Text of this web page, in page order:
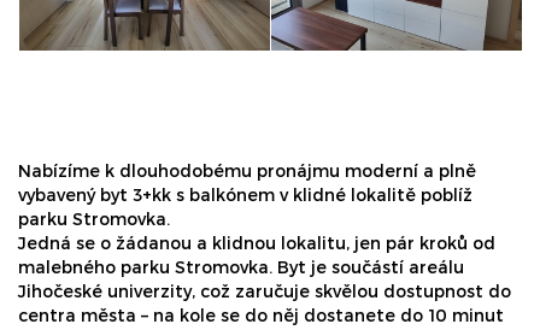
Nabízíme k dlouhodobému pronájmu moderní a plně
vybavený byt 3+kk s balkónem v klidné lokalitě poblíž
parku Stromovka.
Jedná se o žádanou a klidnou lokalitu, jen pár kroků od
malebného parku Stromovka. Byt je součástí areálu
Jihočeské univerzity, což zaručuje skvělou dostupnost do
centra města – na kole se do něj dostanete do 10 minut